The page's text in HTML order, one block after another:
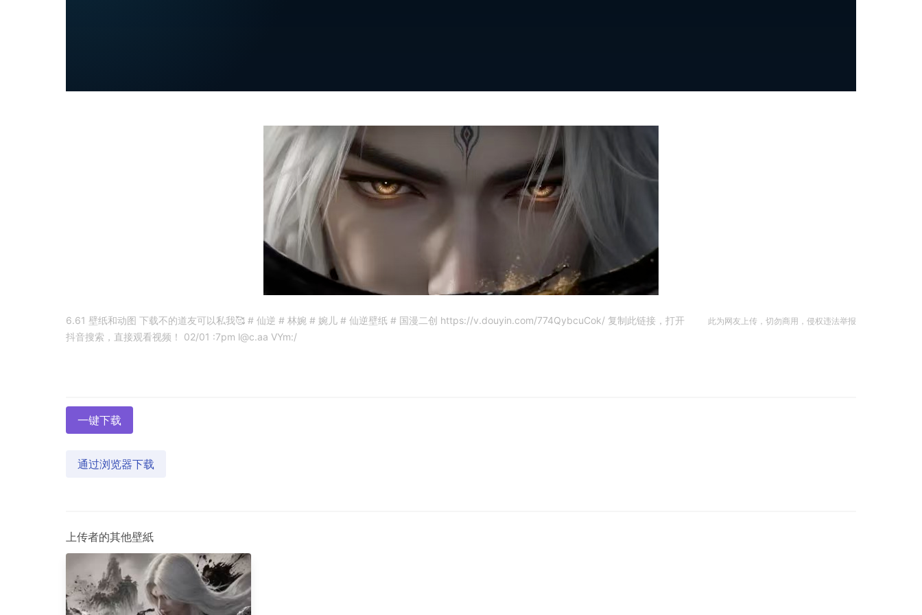
6.61 壁纸和动图 下载不的道友可以私我🥰 # 仙逆 # 林婉 # 婉儿 # 仙逆壁纸 # 国漫二创 https://v.douyin.com/774QybcuCok/ 复制此链接，打开
抖音搜索，直接观看视频！ 02/01 :7pm l@c.aa VYm:/
此为网友上传，切勿商用，侵权违法举报
一键下载
通过浏览器下载
上传者的其他壁紙